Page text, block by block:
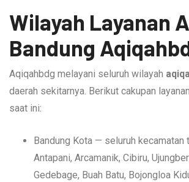
Wilayah Layanan
Bandung
Aqiqahbdg melayani seluruh wilayah
daerah sekitarnya. Berikut cakupan
saat ini:
Bandung Kota — seluruh kecamatan
Antapani, Arcamanik, Cibiru,
Gedebage, Buah Batu, Bojongloa